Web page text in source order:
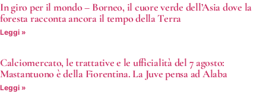
In giro per il mondo – Borneo, il cuore verde dell’Asia dove la
foresta racconta ancora il tempo della Terra
Leggi »
Calciomercato, le trattative e le ufficialità del 7 agosto:
Mastantuono è della Fiorentina. La Juve pensa ad Alaba
Leggi »